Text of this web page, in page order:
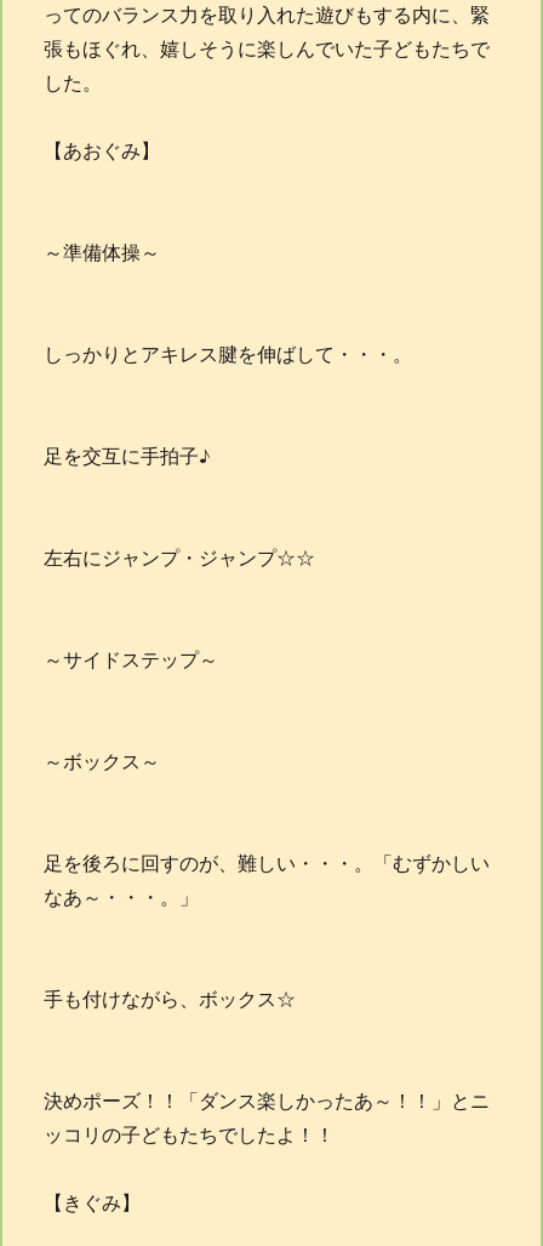
ってのバランス力を取り入れた遊びもする内に、緊
張もほぐれ、嬉しそうに楽しんでいた子どもたちで
した。
【あおぐみ】
～準備体操～
しっかりとアキレス腱を伸ばして・・・。
足を交互に手拍子♪
左右にジャンプ・ジャンプ☆☆
～サイドステップ～
～ボックス～
足を後ろに回すのが、難しい・・・。「むずかしい
なあ～・・・。」
手も付けながら、ボックス☆
決めポーズ！！「ダンス楽しかったあ～！！」とニ
ッコリの子どもたちでしたよ！！
【きぐみ】